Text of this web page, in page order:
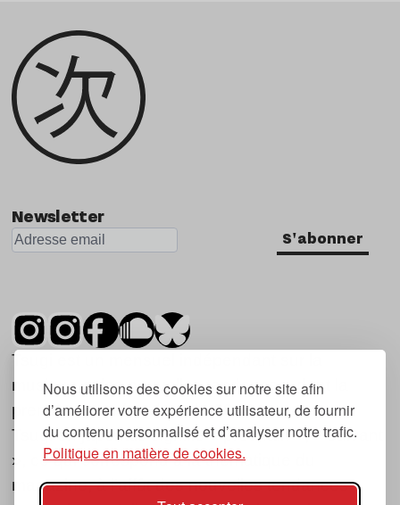
Nous utilisons des cookies sur notre site afin
d’améliorer votre expérience utilisateur, de fournir
du contenu personnalisé et d’analyser notre trafic.
Politique en matière de cookies.
Newsletter
S'abonner
Tsugi est un mensuel indépendant sur la
musique et les nouvelles tendances, dont la
première parution date de 2007.
Tsugi en japonais signifie « prochain », « suivant
», ce qui correspond à la thématique du
magazine, à l’affût des nouvelles tendances